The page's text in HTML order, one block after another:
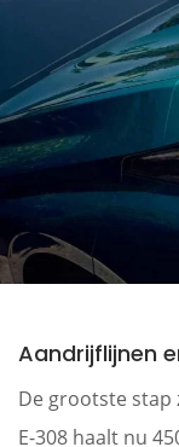
Aandrijflijnen
De grootste stap
E-308 haalt nu